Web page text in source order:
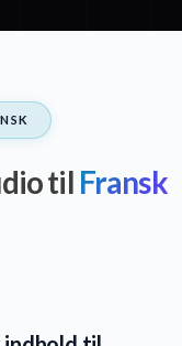
til Fransk